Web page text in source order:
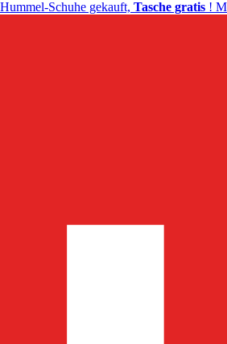
Hummel-Schuhe gekauft, Tasche gratis !